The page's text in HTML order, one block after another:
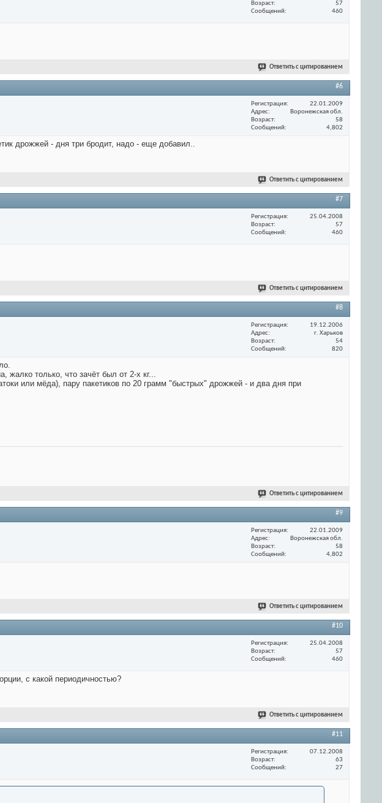
Возраст
57
Сообщений
460
Ответить с цитированием
#6
Регистрация
22.01.2009
Адрес
Воронежская обл.
Возраст
58
Сообщений
4,802
дрожжей - дня три бродит, надо - еще добавил..
Ответить с цитированием
#7
Регистрация
25.04.2008
Возраст
57
Сообщений
460
Ответить с цитированием
#8
Регистрация
19.12.2006
Адрес
г. Харьков
Возраст
54
Сообщений
820
жалко только, что зачёт был от 2-х кг...
или мёда), пару пакетиков по 20 грамм "быстрых" дрожжей - и два дня при
Ответить с цитированием
#9
Регистрация
22.01.2009
Адрес
Воронежская обл.
Возраст
58
Сообщений
4,802
Ответить с цитированием
#10
Регистрация
25.04.2008
Возраст
57
Сообщений
460
с какой периодичностью?
Ответить с цитированием
#11
Регистрация
07.12.2008
Возраст
63
Сообщений
27